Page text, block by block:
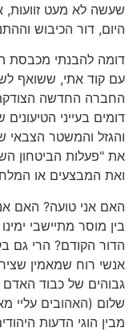
שעשה לא מעט זוועות,
היום, דור הכיבוש
דומה להבנתי מכבסת
עם קוד אתי, ששואף
החברה החדשה הצודקת
והגזל והמשטר הצבאי
את "פעלות הביטחון
ואת המבצעים או
האם אני טועה? האם
בין מוסר מתיישבי
הדור הקודם? הרי גם
אנשי רוח שמאמין
גבוהים של כבוד האדם
שלום (האהובים עליי
מבין הוגי הדעות